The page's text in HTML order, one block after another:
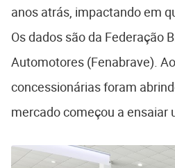
anos atrás, impactando em
Os dados são da Federação
Automotores (Fenabrave).
concessionárias foram
mercado começou a ensaiar